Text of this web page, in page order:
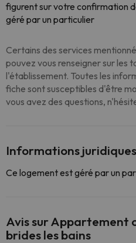
figurent sur votre confirmation
géré par un particulier
Certains des services
pouvez vous renseigner sur les
l'établissement. Toutes les
fiche sont susceptibles d'être
vous avez des questions,
Informations juridiques
Ce logement est géré par un
Avis sur Appartement
brides les bains